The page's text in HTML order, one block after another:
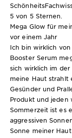
5 von 5 Sternen.
Mega Glow für
vor einem Jahr
Ich bin wirklich
Booster Serum
sich wirklich im
meine Haut strahlt
Gesünder und
Produkt und jeden
Sommerzeit ist es
aggressiven
Sonne meiner